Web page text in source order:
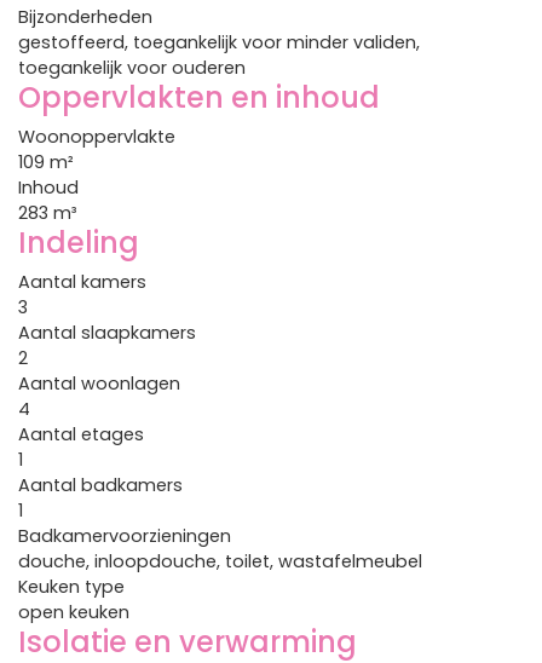
Bijzonderheden
gestoffeerd, toegankelijk voor minder validen,
toegankelijk voor ouderen
Oppervlakten en inhoud
Woonoppervlakte
109 m²
Inhoud
283 m³
Indeling
Aantal kamers
3
Aantal slaapkamers
2
Aantal woonlagen
4
Aantal etages
1
Aantal badkamers
1
Badkamervoorzieningen
douche, inloopdouche, toilet, wastafelmeubel
Keuken type
open keuken
Isolatie en verwarming